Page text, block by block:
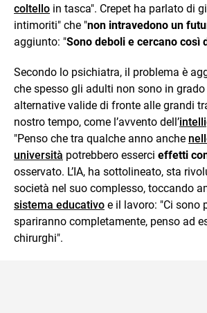
coltello in tasca". Crepet ha parlato di
intimoriti" che "non intravedono un
aggiunto: "Sono deboli e cercano così
Secondo lo psichiatra, il problema è
che spesso gli adulti non sono in
alternative valide di fronte alle grandi
nostro tempo, come l’avvento dell’
"Penso che tra qualche anno anche
università potrebbero esserci effetti
osservato. L’IA, ha sottolineato, sta
società nel suo complesso, toccando
sistema educativo e il lavoro: "Ci sono
spariranno completamente, penso ad
chirurghi".